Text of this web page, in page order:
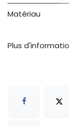
Matériau
Plus